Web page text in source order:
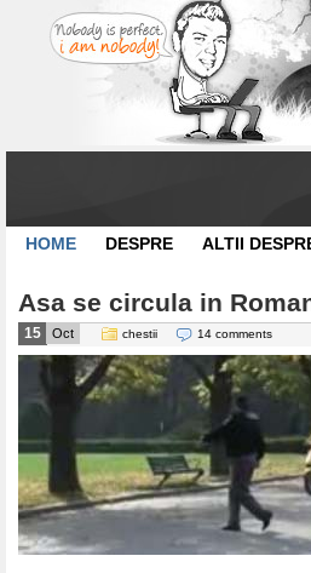
HOME DESPRE ALTII
Asa se circula in
15 Oct chestii 14 comments